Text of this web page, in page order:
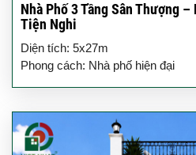
Nhà Phố 3 Tầng Sân Thượng
Tiện Nghi
Diện tích: 5x27m
Phong cách: Nhà phố hiện đại